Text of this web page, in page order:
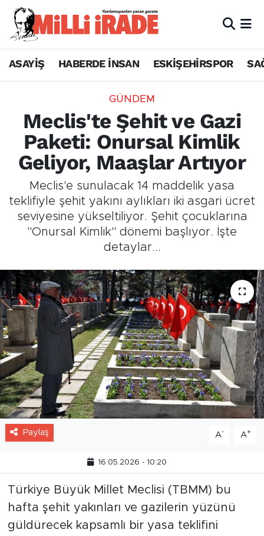
ASAYİŞ HABERDE İNSAN ESKİŞEHİRSPOR
GÜNDEM
Meclis'te Şehit ve Gazi
Paketi: Onursal Kimlik
Geliyor, Maaşlar Artıyor
Meclis'e sunulacak 14 maddelik yasa
teklifiyle şehit yakını aylıkları iki asgari ücret
seviyesine yükseltiliyor. Şehit çocuklarına
"Onursal Kimlik" dönemi başlıyor. İşte
detaylar...
Paylaş A- A+
16.05.2026 - 10:20
Türkiye Büyük Millet Meclisi (TBMM) bu
hafta şehit yakınları ve gazilerin yüzünü
güldürecek kapsamlı bir yasa teklifini